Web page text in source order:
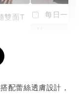
雙面T
-
每日一笑
配蕾絲透膚設計，